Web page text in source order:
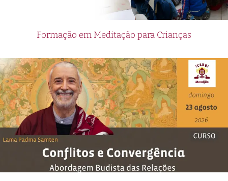
Formação em Meditação para Crianças